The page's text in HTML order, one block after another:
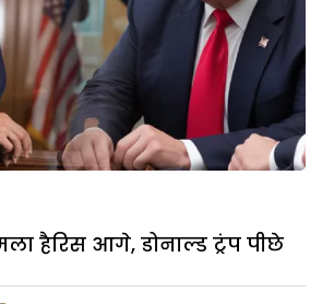
हैरिस आगे, डोनाल्ड ट्रंप पीछे